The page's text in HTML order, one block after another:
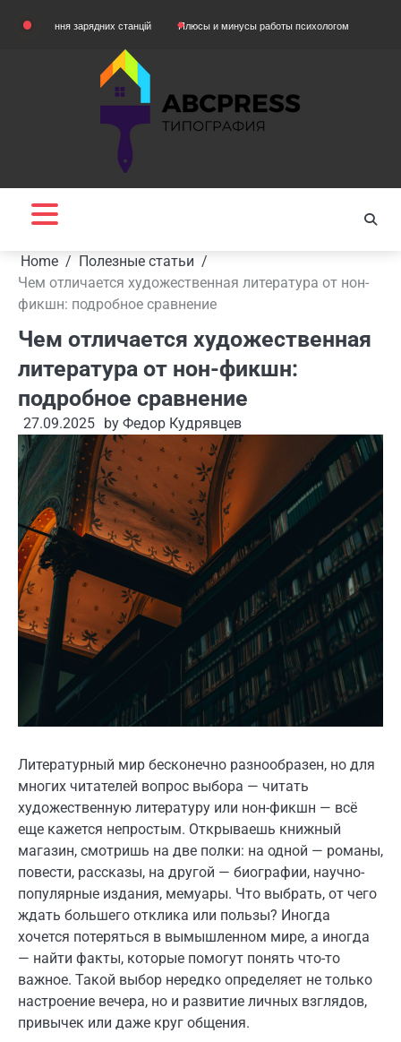
зарядних станцій Плюсы и минусы работы психологом Домашняя
Home
Полезные статьи
Чем отличается художественная литература от нон-
фикшн: подробное сравнение
Чем отличается художественная
литература от нон-фикшн:
подробное сравнение
27.09.2025 by Федор Кудрявцев
Литературный мир бесконечно разнообразен, но для
многих читателей вопрос выбора — читать
художественную литературу или нон-фикшн — всё
еще кажется непростым. Открываешь книжный
магазин, смотришь на две полки: на одной — романы,
повести, рассказы, на другой — биографии, научно-
популярные издания, мемуары. Что выбрать, от чего
ждать большего отклика или пользы? Иногда
хочется потеряться в вымышленном мире, а иногда
— найти факты, которые помогут понять что-то
важное. Такой выбор нередко определяет не только
настроение вечера, но и развитие личных взглядов,
привычек или даже круг общения.